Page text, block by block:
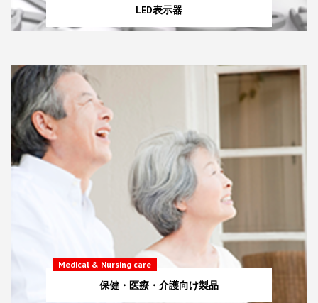
LED表示器
Medical & Nursing care
保健・医療・介護向け製品